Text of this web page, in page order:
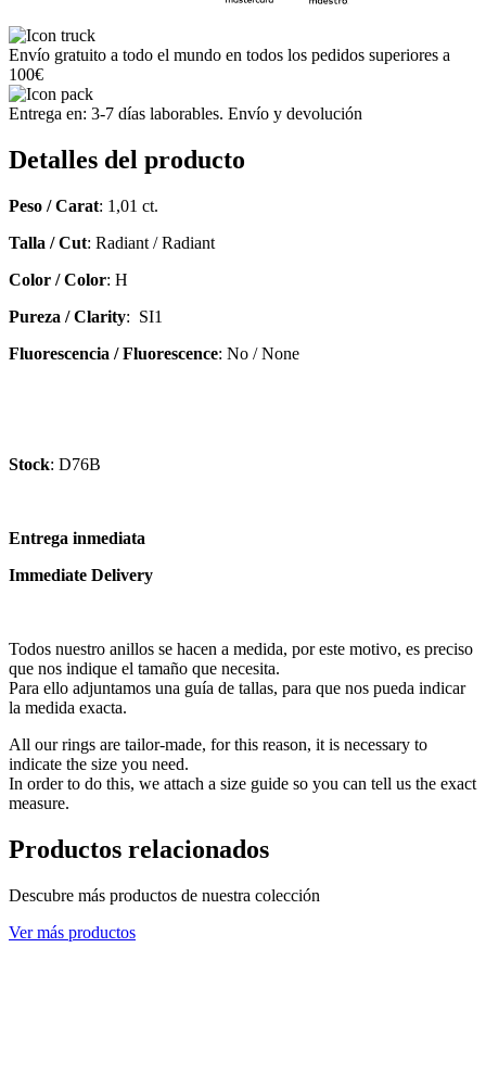
Envío gratuito a todo el mundo en todos los pedidos superiores a
100€
Entrega en: 3-7 días laborables. Envío y devolución
Detalles del producto
Peso / Carat: 1,01 ct.
Talla / Cut: Radiant / Radiant
Color / Color: H
Pureza / Clarity: SI1
Fluorescencia / Fluorescence: No / None
Stock: D76B
Entrega inmediata
Immediate Delivery
Todos nuestro anillos se hacen a medida, por este motivo, es preciso
que nos indique el tamaño que necesita.
Para ello adjuntamos una guía de tallas, para que nos pueda indicar
la medida exacta.
All our rings are tailor-made, for this reason, it is necessary to
indicate the size you need.
In order to do this, we attach a size guide so you can tell us the exact
measure.
Productos relacionados
Descubre más productos de nuestra colección
Ver más productos